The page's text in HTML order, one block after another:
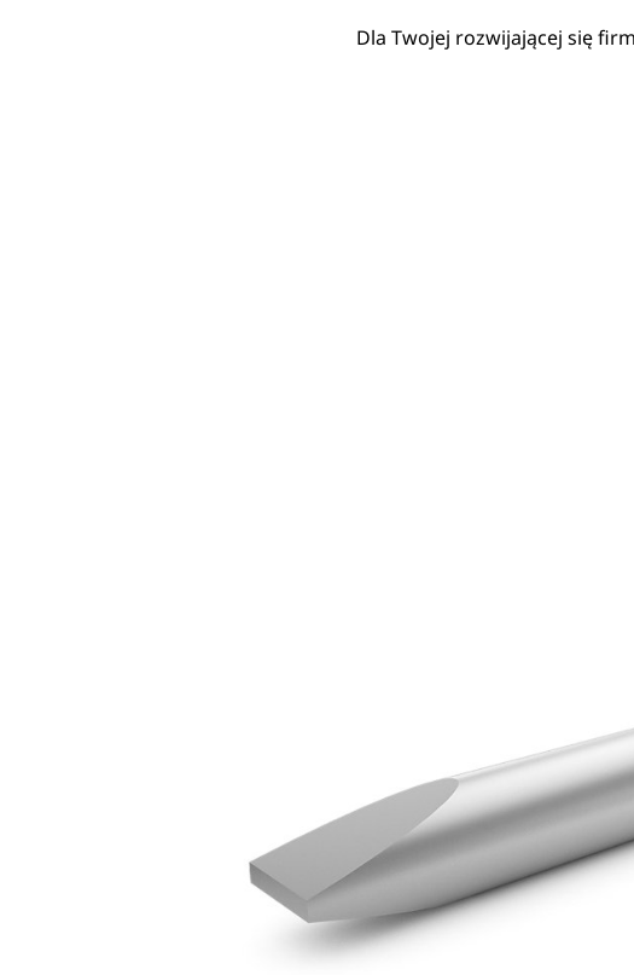
Dla Twojej rozwijającej się